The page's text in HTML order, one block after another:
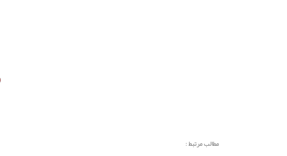
مطالب مرتبط :